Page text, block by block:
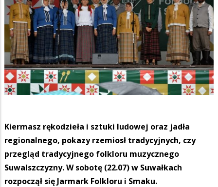
Kiermasz rękodzieła i sztuki ludowej oraz jadła
regionalnego, pokazy rzemiosł tradycyjnych, czy
przegląd tradycyjnego folkloru muzycznego
Suwalszczyzny. W sobotę (22.07) w Suwałkach
rozpoczął się Jarmark Folkloru i Smaku.